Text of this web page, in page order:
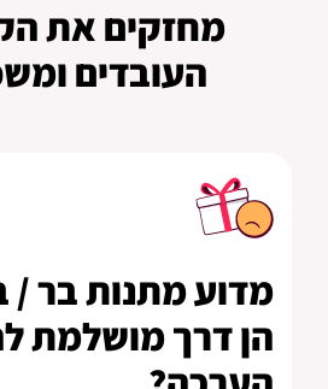
מחזקים את
העובדים
מדוע מתנות בר /
הן דרך מושלמת